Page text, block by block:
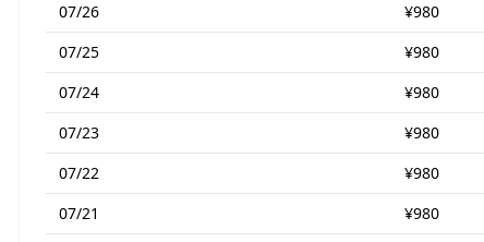
07/26
¥980
07/25
¥980
07/24
¥980
07/23
¥980
07/22
¥980
07/21
¥980